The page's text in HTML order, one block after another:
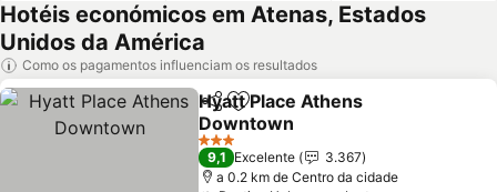
Hotéis económicos em Atenas, Estados
Unidos da América
Como os pagamentos influenciam os resultados
PartilharAdicionar aos favoritos
Hyatt Place Athens
Downtown
3 Estrelas
9,1 Excelente
3.367
a 0.2 km de Centro da cidade